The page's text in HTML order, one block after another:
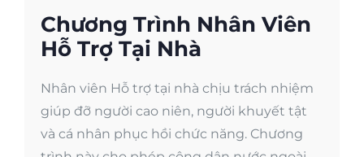
Chương Trình Nhân Viên
Hỗ Trợ Tại Nhà
Nhân viên Hỗ trợ tại nhà chịu trách nhiệm
giúp đỡ người cao niên, người khuyết tật
và cá nhân phục hồi chức năng. Chương